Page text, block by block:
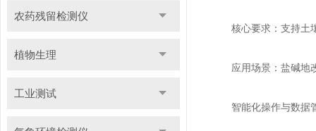
农药残留检测仪
植物生理
工业测试
核心要求：支持土壤
应用场景：盐碱地改
智能化操作与数据